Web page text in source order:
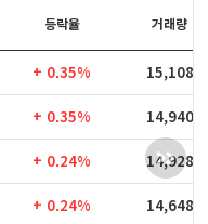
등락율 거래량
+ 0.35% 15,108
+ 0.35% 14,940
+ 0.24% 14,928
+ 0.24% 14,648